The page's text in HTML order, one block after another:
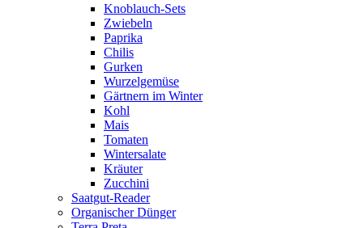
Knoblauch-Sets
Zwiebeln
Paprika
Chilis
Gurken
Wurzelgemüse
Gärtnern im Winter
Kohl
Mais
Tomaten
Wintersalate
Kräuter
Zucchini
Saatgut-Reader
Organischer Dünger